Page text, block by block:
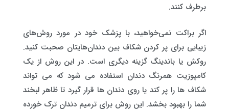
برطرف کنند.
اگر براکت نمی‌خواهید، با پزشک خود در مورد روش‌های
زیبایی برای پر کردن شکاف بین دندان‌هایتان صحبت کنید.
روکش یا باندینگ گزینه دیگری است. در این روش از یک
کامپوزیت همرنگ دندان استفاده می شود که می تواند
شکاف ها را پر کند یا روی دندان ها قرار گیرد تا ظاهر لبخند
شما را بهبود بخشد. این روش برای ترمیم دندان ترک خورده